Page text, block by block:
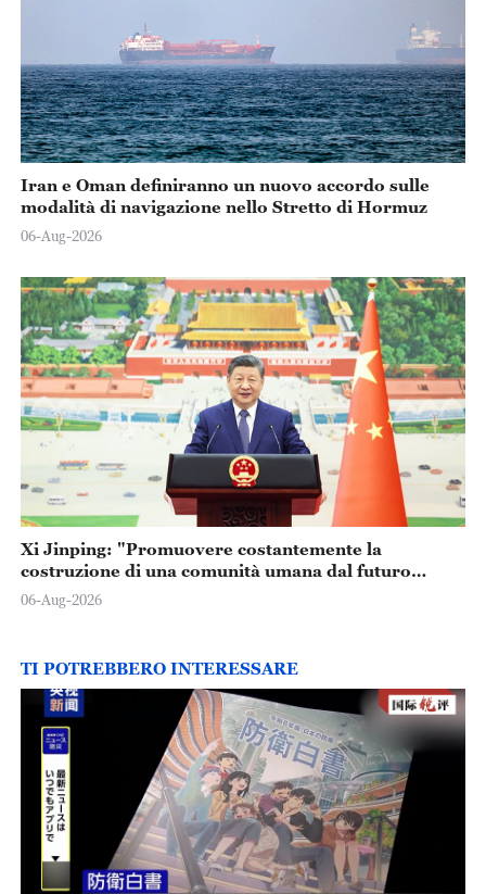
Iran e Oman definiranno un nuovo accordo sulle
modalità di navigazione nello Stretto di Hormuz
06-Aug-2026
Xi Jinping: "Promuovere costantemente la
costruzione di una comunità umana dal futuro
condiviso"
06-Aug-2026
TI POTREBBERO INTERESSARE